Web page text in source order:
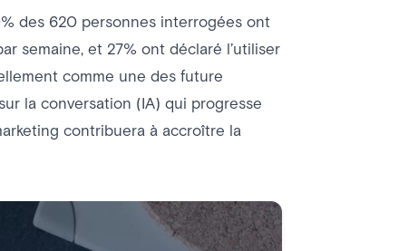
des 620 personnes interrogées ont
semaine, et 27% ont déclaré l’utiliser
comme une des future
la conversation (IA) qui progresse
contribuera à accroître la